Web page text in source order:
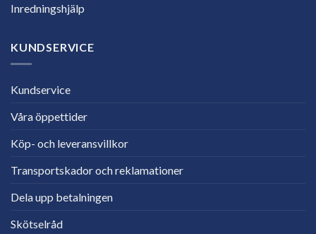
Inredningshjälp
KUNDSERVICE
Kundservice
Våra öppettider
Köp- och leveransvillkor
Transportskador och reklamationer
Dela upp betalningen
Skötselråd